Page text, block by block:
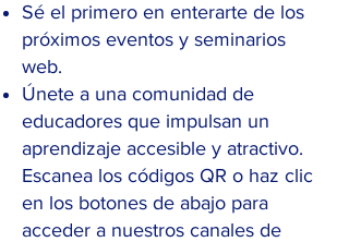
Sé el primero en enterarte de los
próximos eventos y seminarios
web.
Únete a una comunidad de
educadores que impulsan un
aprendizaje accesible y atractivo.
Escanea los códigos QR o haz clic
en los botones de abajo para
acceder a nuestros canales de